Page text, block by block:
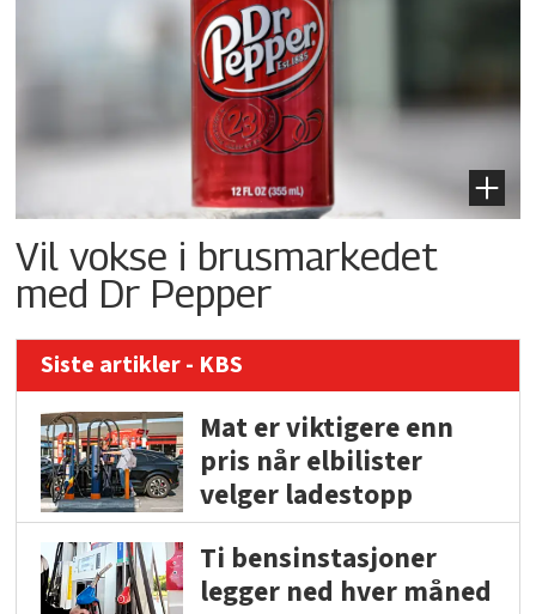
Vil vokse i brusmarkedet
med Dr Pepper
Siste artikler - KBS
Mat er viktigere enn
pris når elbilister
velger ladestopp
Ti bensinstasjoner
legger ned hver måned